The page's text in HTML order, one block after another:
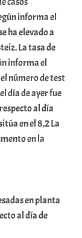
informa el
ha elevado a
La tasa de
informa el
número de test
día de ayer fue
al día
en el 8,2 La
en la
en planta
al día de